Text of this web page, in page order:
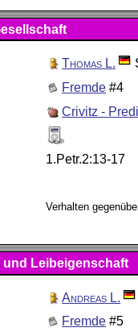
Thomas L.
Fremde #4
Crivitz -
1.Petr.2:13-17
Verhalten
und Leibeigenschaft
Andreas L.
Fremde #5